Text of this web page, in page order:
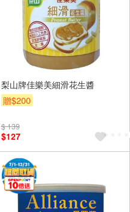
梨山牌佳樂美細滑花生醬
贈$200
$ 139
$127